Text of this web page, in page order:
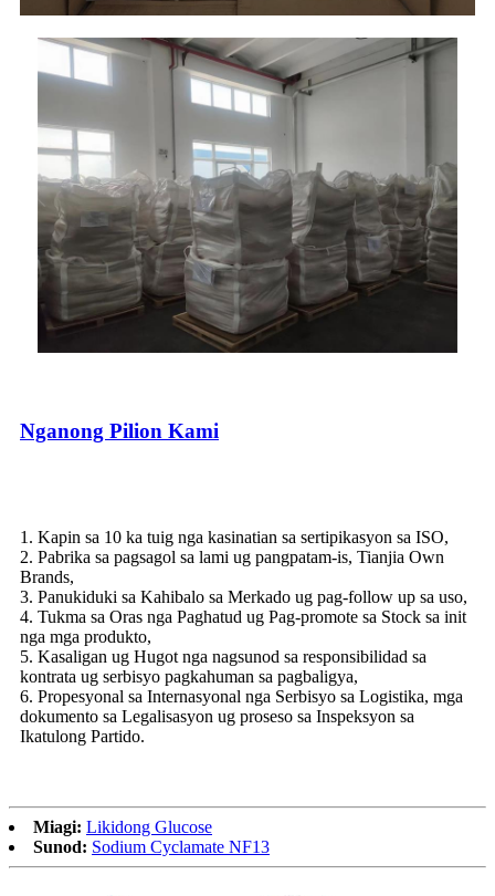
Nganong Pilion Kami
1. Kapin sa 10 ka tuig nga kasinatian sa sertipikasyon sa ISO,
2. Pabrika sa pagsagol sa lami ug pangpatam-is, Tianjia Own
Brands,
3. Panukiduki sa Kahibalo sa Merkado ug pag-follow up sa uso,
4. Tukma sa Oras nga Paghatud ug Pag-promote sa Stock sa init
nga mga produkto,
5. Kasaligan ug Hugot nga nagsunod sa responsibilidad sa
kontrata ug serbisyo pagkahuman sa pagbaligya,
6. Propesyonal sa Internasyonal nga Serbisyo sa Logistika, mga
dokumento sa Legalisasyon ug proseso sa Inspeksyon sa
Ikatulong Partido.
Miagi: Likidong Glucose
Sunod: Sodium Cyclamate NF13